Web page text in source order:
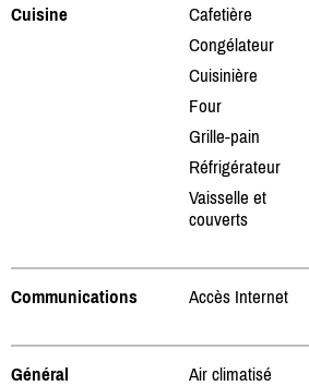
Cuisine
Cafetière
Congélateur
Cuisinière
Four
Grille-pain
Réfrigérateur
Vaisselle et
couverts
Communications Accès Internet
Général
Air climatisé